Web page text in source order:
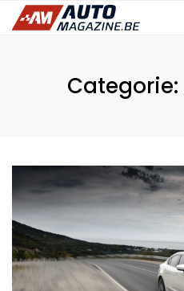
Categorie: